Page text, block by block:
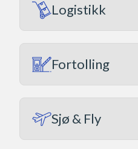
Logistikk
Fortolling
Sjø & Fly